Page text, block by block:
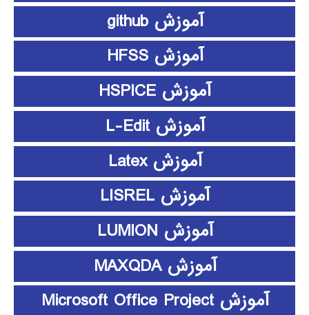
آموزش github
آموزش HFSS
آموزش HSPICE
آموزش L-Edit
آموزش Latex
آموزش LISREL
آموزش LUMION
آموزش MAXQDA
آموزش Microsoft Office Project